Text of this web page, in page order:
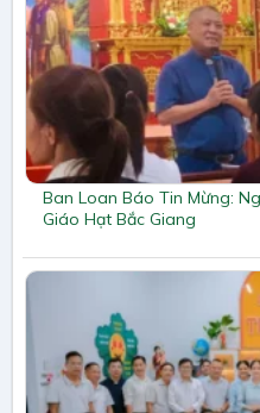
Ban Loan Báo Tin Mừng:
Giáo Hạt Bắc Giang